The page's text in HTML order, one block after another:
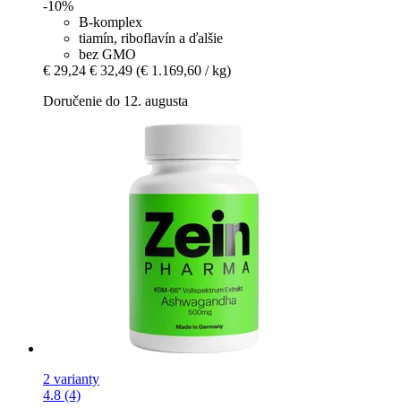
-10%
B-komplex
tiamín, riboflavín a ďalšie
bez GMO
€ 29,24 € 32,49 (€ 1.169,60 / kg)
Doručenie do 12. augusta
2 varianty
4.8 (4)